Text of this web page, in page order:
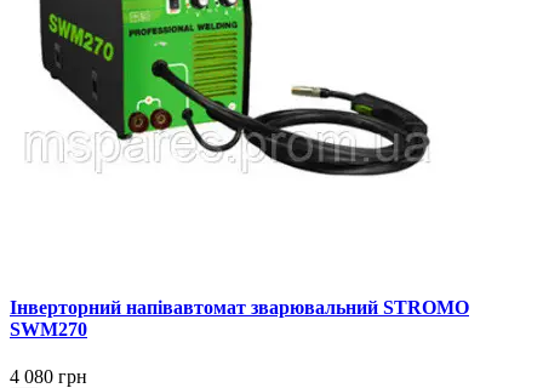
Інверторний напівавтомат зварювальний STROMO
SWM270
4 080 грн